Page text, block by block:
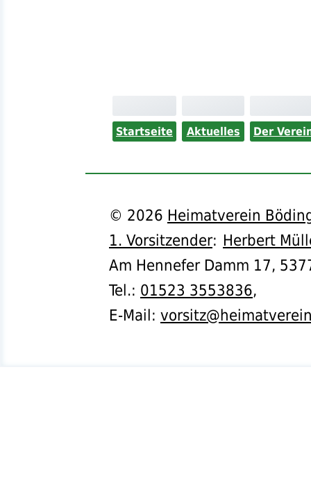
Startseite Aktuelles Der
© 2026 Heimatverein
1. Vorsitzender: Herbert
Am Hennefer Damm 17,
Tel.: 01523 3553836,
E-Mail: